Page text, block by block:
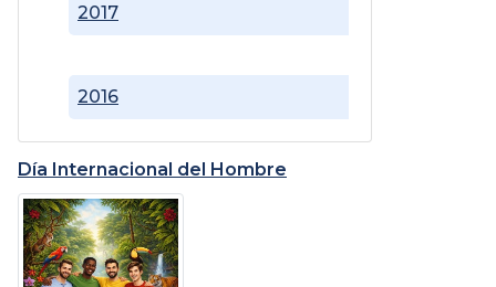
2016
2017
Día Internacional del Hombre